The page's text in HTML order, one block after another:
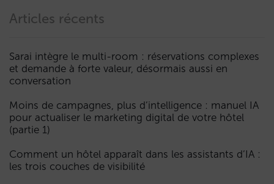
Articles récents
Sarai intègre le multi-room : réservations complexes
et demande à forte valeur, désormais aussi en
conversation
Moins de campagnes, plus d’intelligence : manuel IA
pour actualiser le marketing digital de votre hôtel
(partie 1)
Comment un hôtel apparaît dans les assistants d’IA :
les trois couches de visibilité